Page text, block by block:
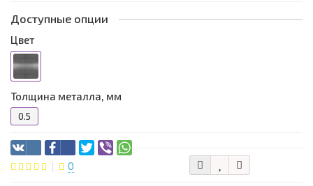
Доступные опции
Цвет
Толщина металла, мм
0.5
0